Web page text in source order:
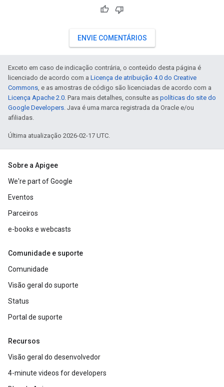
ENVIE COMENTÁRIOS
Exceto em caso de indicação contrária, o conteúdo desta página é
licenciado de acordo com a Licença de atribuição 4.0 do Creative
Commons, e as amostras de código são licenciadas de acordo com a
Licença Apache 2.0. Para mais detalhes, consulte as políticas do site do
Google Developers. Java é uma marca registrada da Oracle e/ou
afiliadas.
Última atualização 2026-02-17 UTC.
Sobre a Apigee
We're part of Google
Eventos
Parceiros
e-books e webcasts
Comunidade e suporte
Comunidade
Visão geral do suporte
Status
Portal de suporte
Recursos
Visão geral do desenvolvedor
4-minute videos for developers